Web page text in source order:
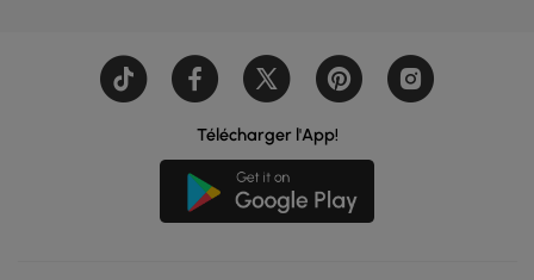
Télécharger l'App!